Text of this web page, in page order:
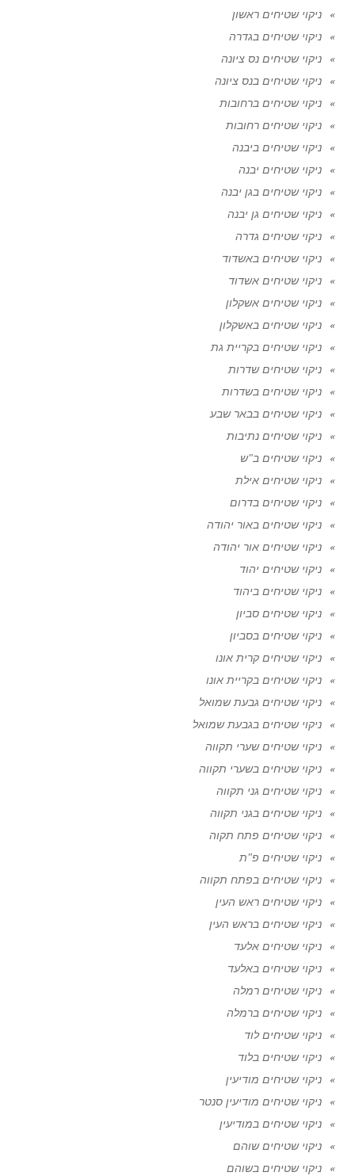
ניקוי שטיחים ראשון
ניקוי שטיחים בגדרה
ניקוי שטיחים נס ציונה
ניקוי שטיחים בנס ציונה
ניקוי שטיחים ברחובות
ניקוי שטיחים רחובות
ניקוי שטיחים ביבנה
ניקוי שטיחים יבנה
ניקוי שטיחים בגן יבנה
ניקוי שטיחים גן יבנה
ניקוי שטיחים גדרה
ניקוי שטיחים באשדוד
ניקוי שטיחים אשדוד
ניקוי שטיחים אשקלון
ניקוי שטיחים באשקלון
ניקוי שטיחים בקריית גת
ניקוי שטיחים שדרות
ניקוי שטיחים בשדרות
ניקוי שטיחים בבאר שבע
ניקוי שטיחים נתיבות
ניקוי שטיחים ב"ש
ניקוי שטיחים אילת
ניקוי שטיחים בדרום
ניקוי שטיחים באור יהודה
ניקוי שטיחים אור יהודה
ניקוי שטיחים יהוד
ניקוי שטיחים ביהוד
ניקוי שטיחים סביון
ניקוי שטיחים בסביון
ניקוי שטיחים קרית אונו
ניקוי שטיחים בקריית אונו
ניקוי שטיחים גבעת שמואל
ניקוי שטיחים בגבעת שמואל
ניקוי שטיחים שערי תקווה
ניקוי שטיחים בשערי תקווה
ניקוי שטיחים גני תקווה
ניקוי שטיחים בגני תקווה
ניקוי שטיחים פתח תקוה
ניקוי שטיחים פ"ת
ניקוי שטיחים בפתח תקווה
ניקוי שטיחים ראש העין
ניקוי שטיחים בראש העין
ניקוי שטיחים אלעד
ניקוי שטיחים באלעד
ניקוי שטיחים רמלה
ניקוי שטיחים ברמלה
ניקוי שטיחים לוד
ניקוי שטיחים בלוד
ניקוי שטיחים מודיעין
ניקוי שטיחים מודיעין סנטר
ניקוי שטיחים במודיעין
ניקוי שטיחים שוהם
ניקוי שטיחים בשוהם